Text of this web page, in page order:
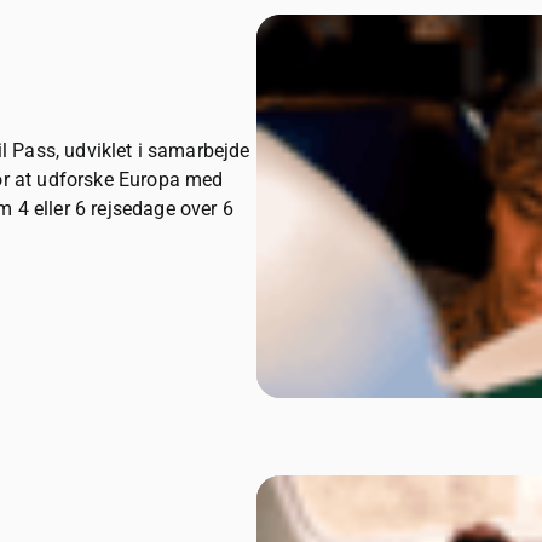
Pass, udviklet i samarbejde
at udforske Europa med
4 eller 6 rejsedage over 6